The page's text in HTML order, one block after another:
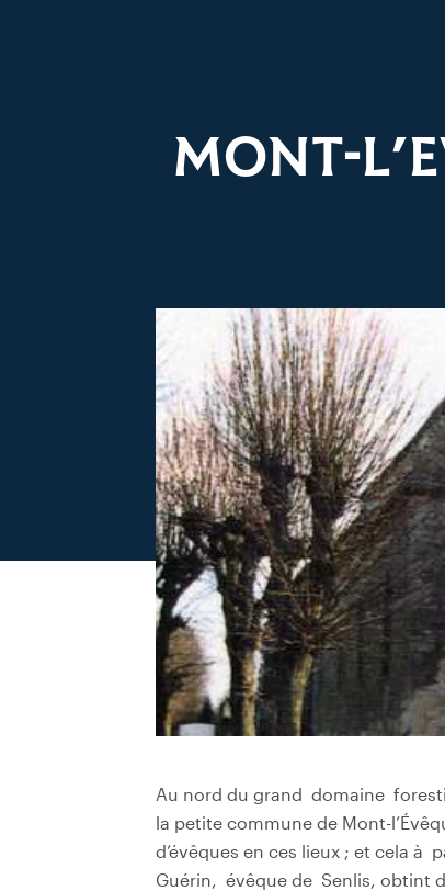
MONT-
Au nord du grand domaine
la petite commune de Mont-
d’évêques en ces lieux ; et cela à
Guérin, évêque de Senlis, obtint